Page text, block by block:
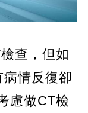
查，但如
病情反復卻
慮做CT檢